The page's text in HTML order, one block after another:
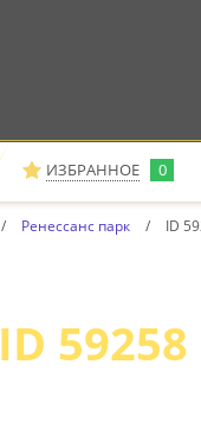
ИЗБРАННОЕ 0
×
Ренессанс парк ID
ID 59258